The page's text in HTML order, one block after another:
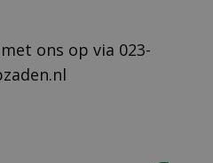
ons op via 023-